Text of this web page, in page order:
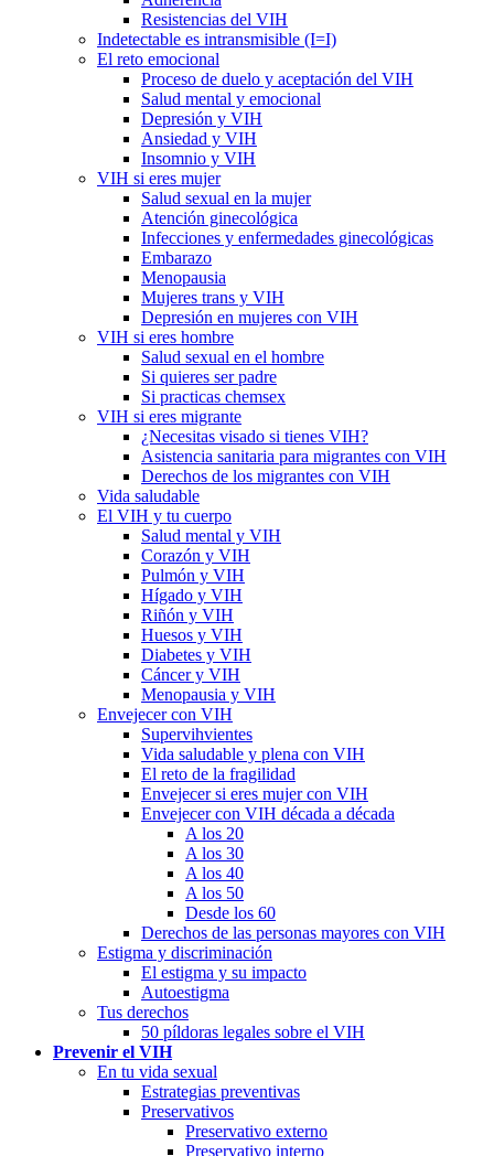
Resistencias del VIH
Indetectable es intransmisible (I=I)
El reto emocional
Proceso de duelo y aceptación del VIH
Salud mental y emocional
Depresión y VIH
Ansiedad y VIH
Insomnio y VIH
VIH si eres mujer
Salud sexual en la mujer
Atención ginecológica
Infecciones y enfermedades ginecológicas
Embarazo
Menopausia
Mujeres trans y VIH
Depresión en mujeres con VIH
VIH si eres hombre
Salud sexual en el hombre
Si quieres ser padre
Si practicas chemsex
VIH si eres migrante
¿Necesitas visado si tienes VIH?
Asistencia sanitaria para migrantes con VIH
Derechos de los migrantes con VIH
Vida saludable
El VIH y tu cuerpo
Salud mental y VIH
Corazón y VIH
Pulmón y VIH
Hígado y VIH
Riñón y VIH
Huesos y VIH
Diabetes y VIH
Cáncer y VIH
Menopausia y VIH
Envejecer con VIH
Supervihvientes
Vida saludable y plena con VIH
El reto de la fragilidad
Envejecer si eres mujer con VIH
Envejecer con VIH década a década
A los 20
A los 30
A los 40
A los 50
Desde los 60
Derechos de las personas mayores con VIH
Estigma y discriminación
El estigma y su impacto
Autoestigma
Tus derechos
50 píldoras legales sobre el VIH
Prevenir el VIH
En tu vida sexual
Estrategias preventivas
Preservativos
Preservativo externo
Preservativo interno